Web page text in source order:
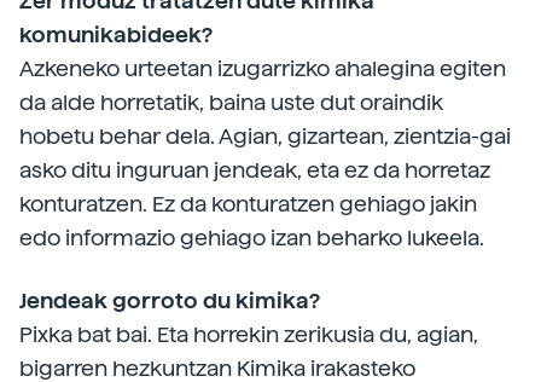
komunikabideek?
Azkeneko urteetan izugarrizko ahalegina egiten
da alde horretatik, baina uste dut oraindik
hobetu behar dela. Agian, gizartean, zientzia-gai
asko ditu inguruan jendeak, eta ez da horretaz
konturatzen. Ez da konturatzen gehiago jakin
edo informazio gehiago izan beharko lukeela.
Jendeak gorroto du kimika?
Pixka bat bai. Eta horrekin zerikusia du, agian,
bigarren hezkuntzan Kimika irakasteko